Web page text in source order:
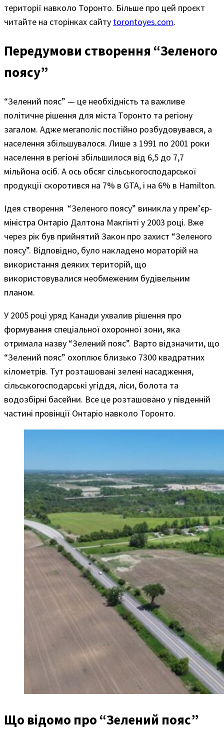
території навколо Торонто. Більше про цей проєкт
читайте на сторінках сайту torontoyes.com.
Передумови створення “Зеленого
поясу”
“Зелений пояс” — це необхідність та важливе
політичне рішення для міста Торонто та регіону
загалом. Адже мегаполіс постійно розбудовувався, а
населення збільшувалося. Лише з 1991 по 2001 роки
населення в регіоні збільшилося від 6,5 до 7,7
мільйона осіб. А ось обсяг сільськогосподарської
продукції скоротився на 7% в GTA, і на 6% в Hamilton.
Ідея створення “Зеленого поясу” виникла у прем’єр-
міністра Онтаріо Далтона Макгінті у 2003 році. Вже
через рік був прийнятий Закон про захист “Зеленого
поясу”. Відповідно, було накладено мораторій на
використання деяких територій, що
використовувалися необмеженим будівельним
планом.
У 2005 році уряд Канади ухвалив рішення про
формування спеціальної охоронної зони, яка
отримала назву “Зелений пояс”. Варто відзначити, що
“Зелений пояс” охоплює близько 7300 квадратних
кілометрів. Тут розташовані зелені насадження,
сільськогосподарські угіддя, ліси, болота та
водозбірні басейни. Все це розташовано у південній
частині провінції Онтаріо навколо Торонто.
Що відомо про “Зелений пояс”